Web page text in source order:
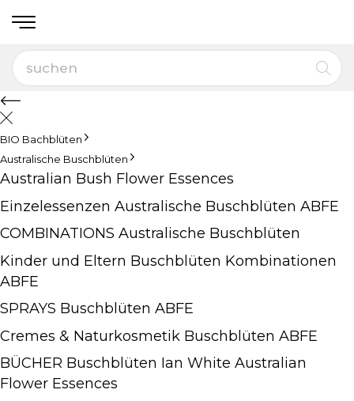
BIO Bachblüten
Australische Buschblüten
Australian Bush Flower Essences
Einzelessenzen Australische Buschblüten ABFE
COMBINATIONS Australische Buschblüten
Kinder und Eltern Buschblüten Kombinationen
ABFE
SPRAYS Buschblüten ABFE
Cremes & Naturkosmetik Buschblüten ABFE
BÜCHER Buschblüten Ian White Australian
Flower Essences